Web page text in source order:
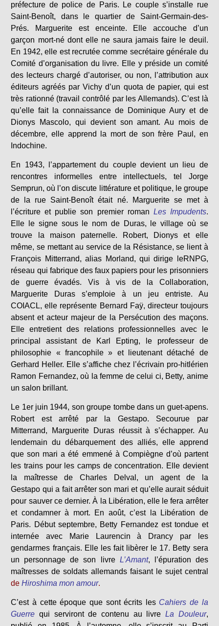
préfecture de police de Paris. Le couple s’installe rue
Saint-Benoît, dans le quartier de Saint-Germain-des-
Prés. Marguerite est enceinte. Elle accouche d’un
garçon mort-né dont elle ne saura jamais faire le deuil.
En 1942, elle est recrutée comme secrétaire générale du
Comité d’organisation du livre. Elle y préside un comité
des lecteurs chargé d’autoriser, ou non, l’attribution aux
éditeurs agréés par Vichy d’un quota de papier, qui est
très rationné (travail contrôlé par les Allemands). C’est là
qu’elle fait la connaissance de Dominique Aury et de
Dionys Mascolo, qui devient son amant. Au mois de
décembre, elle apprend la mort de son frère Paul, en
Indochine.
En 1943, l’appartement du couple devient un lieu de
rencontres informelles entre intellectuels, tel Jorge
Semprun, où l’on discute littérature et politique, le groupe
de la rue Saint-Benoît était né. Marguerite se met à
l’écriture et publie son premier roman Les Impudents.
Elle le signe sous le nom de Duras, le village où se
trouve la maison paternelle. Robert, Dionys et elle
même, se mettant au service de la Résistance, se lient à
François Mitterrand, alias Morland, qui dirige leRNPG,
réseau qui fabrique des faux papiers pour les prisonniers
de guerre évadés. Vis à vis de la Collaboration,
Marguerite Duras s’emploie à un jeu entriste. Au
COIACL, elle représente Bernard Faÿ, directeur toujours
absent et acteur majeur de la Persécution des maçons.
Elle entretient des relations professionnelles avec le
principal assistant de Karl Epting, le professeur de
philosophie « francophile » et lieutenant détaché de
Gerhard Heller. Elle s’affiche chez l’écrivain pro-hitlérien
Ramon Fernandez, où la femme de celui ci, Betty, anime
un salon brillant.
Le 1er juin 1944, son groupe tombe dans un guet-apens.
Robert est arrêté par la Gestapo. Secourue par
Mitterrand, Marguerite Duras réussit à s’échapper. Au
lendemain du débarquement des alliés, elle apprend
que son mari a été emmené à Compiègne d’où partent
les trains pour les camps de concentration. Elle devient
la maîtresse de Charles Delval, un agent de la
Gestapo qui a fait arrêter son mari et qu’elle aurait séduit
pour sauver ce dernier. À la Libération, elle le fera arrêter
et condamner à mort. En août, c’est la Libération de
Paris. Début septembre, Betty Fernandez est tondue et
internée avec Marie Laurencin à Drancy par les
gendarmes français. Elle les fait libèrer le 17. Betty sera
un personnage de son livre L’Amant, l’épuration des
maîtresses de soldats allemands faisant le sujet central
deHiroshima mon amour.
C’est à cette époque que sont écrits les Cahiers de la
Guerre qui serviront de contenu au livre La Douleur,